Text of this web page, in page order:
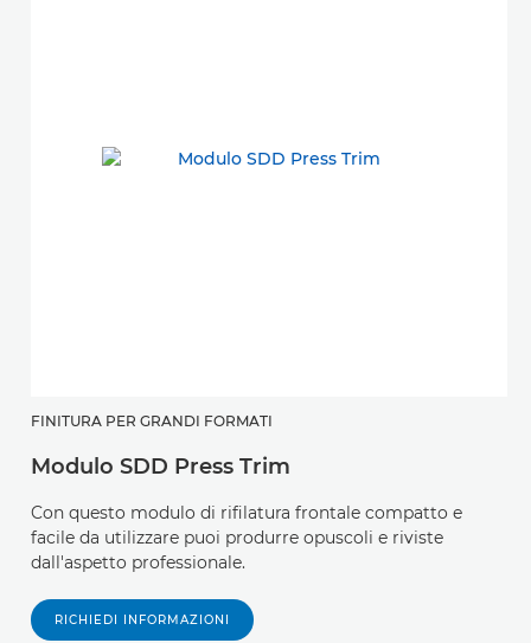
FINITURA PER GRANDI FORMATI
Modulo SDD Press Trim
Con questo modulo di rifilatura frontale compatto e
facile da utilizzare puoi produrre opuscoli e riviste
dall'aspetto professionale.
RICHIEDI INFORMAZIONI